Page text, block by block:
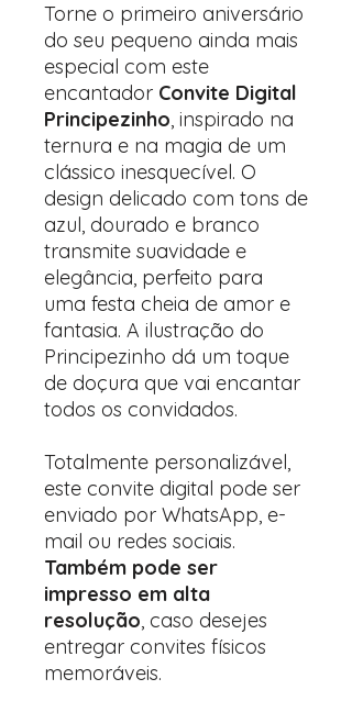
Torne o primeiro aniversário
do seu pequeno ainda mais
especial com este
encantador Convite Digital
Principezinho, inspirado na
ternura e na magia de um
clássico inesquecível. O
design delicado com tons de
azul, dourado e branco
transmite suavidade e
elegância, perfeito para
uma festa cheia de amor e
fantasia. A ilustração do
Principezinho dá um toque
de doçura que vai encantar
todos os convidados.
Totalmente personalizável,
este convite digital pode ser
enviado por WhatsApp, e-
mail ou redes sociais.
Também pode ser
impresso em alta
resolução, caso desejes
entregar convites físicos
memoráveis.